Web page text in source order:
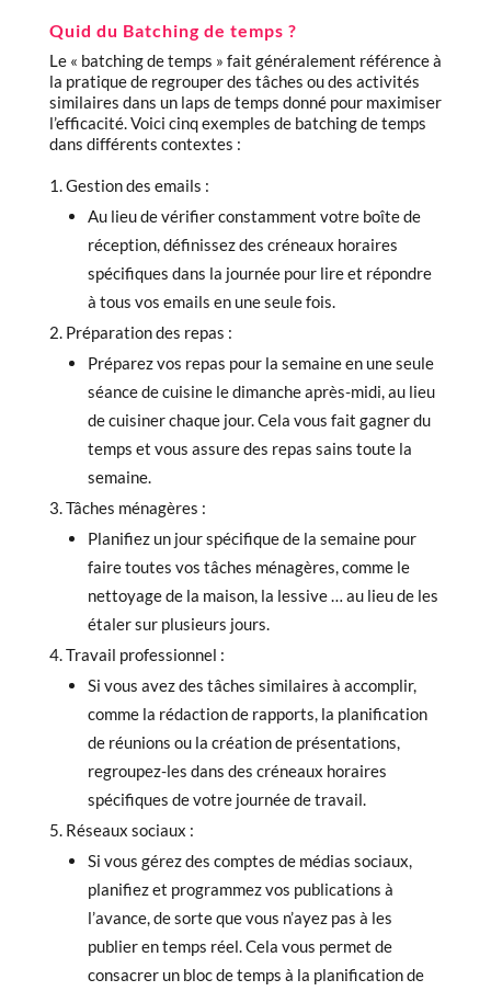
Quid du Batching de temps ?
Le « batching de temps » fait généralement référence à
la pratique de regrouper des tâches ou des activités
similaires dans un laps de temps donné pour maximiser
l’efficacité. Voici cinq exemples de batching de temps
dans différents contextes :
Gestion des emails :
Au lieu de vérifier constamment votre boîte de
réception, définissez des créneaux horaires
spécifiques dans la journée pour lire et répondre
à tous vos emails en une seule fois.
Préparation des repas :
Préparez vos repas pour la semaine en une seule
séance de cuisine le dimanche après-midi, au lieu
de cuisiner chaque jour. Cela vous fait gagner du
temps et vous assure des repas sains toute la
semaine.
Tâches ménagères :
Planifiez un jour spécifique de la semaine pour
faire toutes vos tâches ménagères, comme le
nettoyage de la maison, la lessive … au lieu de les
étaler sur plusieurs jours.
Travail professionnel :
Si vous avez des tâches similaires à accomplir,
comme la rédaction de rapports, la planification
de réunions ou la création de présentations,
regroupez-les dans des créneaux horaires
spécifiques de votre journée de travail.
Réseaux sociaux :
Si vous gérez des comptes de médias sociaux,
planifiez et programmez vos publications à
l’avance, de sorte que vous n’ayez pas à les
publier en temps réel. Cela vous permet de
consacrer un bloc de temps à la planification de